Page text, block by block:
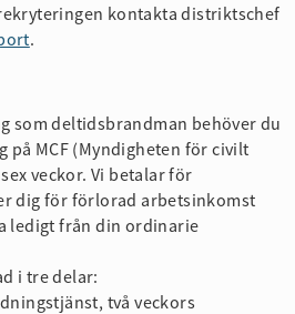
kontakta distriktschef
.
som deltidsbrandman behöver du
MCF (Myndigheten för civilt
veckor. Vi betalar för
dig för förlorad arbetsinkomst
ledigt från din ordinarie
i tre delar:
två veckors